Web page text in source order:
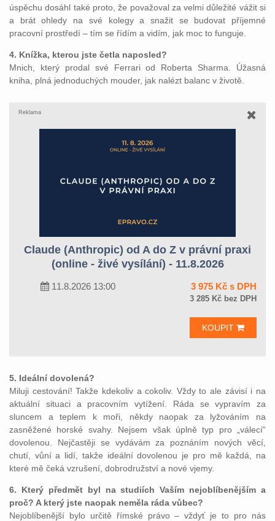
úspěchu dosáhl také proto, že považoval za velmi důležité vážit si
a brát ohledy na své kolegy a snažit se budovat příjemné
pracovní prostředí – tím se řídím a vidím, jak moc to funguje.
4. Knížka, kterou jste četla naposled?
Mnich, který prodal své Ferrari od Roberta Sharma. Úžasná
kniha, plná jednoduchých mouder, jak nalézt balanc v životě.
Reklama
Claude (Anthropic) od A do Z v právní praxi
(online - živé vysílání) - 11.8.2026
11.8.2026 13:00 3 975 Kč s DPH
3 285 Kč bez DPH
KOUPIT
5. Ideální dovolená?
Miluji cestování! Takže kdekoliv a cokoliv. Vždy to ale závisí i na
aktuální situaci a pracovním vytížení. Ráda se vypravím za
sluncem a teplem k moři, někdy naopak za lyžováním na
zasněžené horské svahy. Nejsem však úplně typ pro „válecí“
dovolenou. Nejčastěji se vydávám za poznáním nových věcí,
chutí, vůní a lidí, takže ideální dovolenou je pro mě každá, na
které mě čeká vzrušení, dobrodružství a nové vjemy.
6. Který předmět byl na studiích Vaším nejoblíbenějším a
proč? A který jste naopak neměla ráda vůbec?
Nejoblíbenější bylo určitě římské právo – vždyť je to pro nás